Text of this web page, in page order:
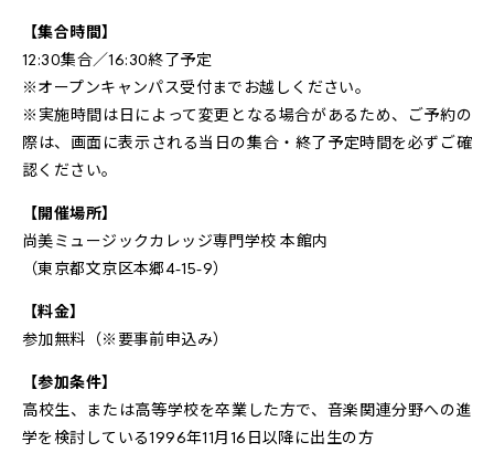
【集合時間】
12:30集合／16:30終了予定
※オープンキャンパス受付までお越しください。
※実施時間は日によって変更となる場合があるため、ご予約の
際は、画面に表示される当日の集合・終了予定時間を必ずご確
認ください。
【開催場所】
尚美ミュージックカレッジ専門学校 本館内
（東京都文京区本郷4-15-9）
【料金】
参加無料（※要事前申込み）
【参加条件】
高校生、または高等学校を卒業した方で、音楽関連分野への進
学を検討している1996年11月16日以降に出生の方